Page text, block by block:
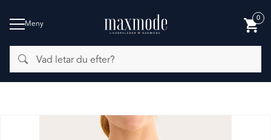
Meny
letar
du
efter?
0
BADMODE